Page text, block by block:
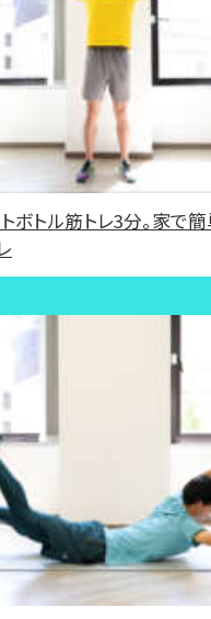
トボトル筋トレ3分。家で